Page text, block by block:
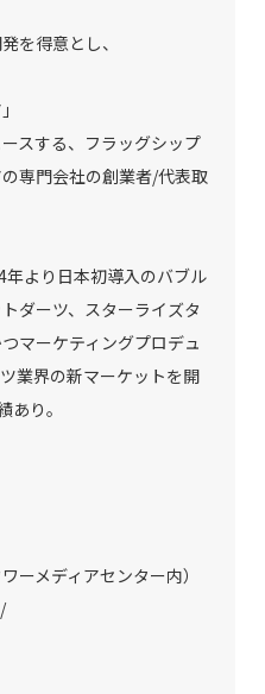
を得意とし、
スする、フラッグシップ
専門会社の創業者/代表取
より日本初導入のバブル
ダーツ、スターライズタ
マーケティングプロデュ
業界の新マーケットを開
り。
ーメディアセンター内）